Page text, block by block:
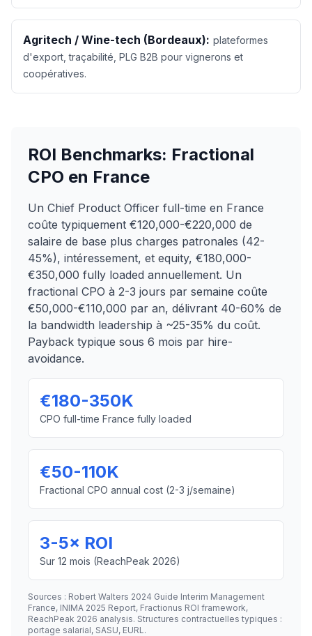
Agritech / Wine-tech (Bordeaux): plateformes
d'export, traçabilité, PLG B2B pour vignerons et
coopératives.
ROI Benchmarks: Fractional
CPO en France
Un Chief Product Officer full-time en France
coûte typiquement €120,000-€220,000 de
salaire de base plus charges patronales (42-
45%), intéressement, et equity, €180,000-
€350,000 fully loaded annuellement. Un
fractional CPO à 2-3 jours par semaine coûte
€50,000-€110,000 par an, délivrant 40-60% de
la bandwidth leadership à ~25-35% du coût.
Payback typique sous 6 mois par hire-
avoidance.
€180-350K
CPO full-time France fully loaded
€50-110K
Fractional CPO annual cost (2-3 j/semaine)
3-5× ROI
Sur 12 mois (ReachPeak 2026)
Sources : Robert Walters 2024 Guide Interim Management
France, INIMA 2025 Report, Fractionus ROI framework,
ReachPeak 2026 analysis. Structures contractuelles typiques :
portage salarial, SASU, EURL.